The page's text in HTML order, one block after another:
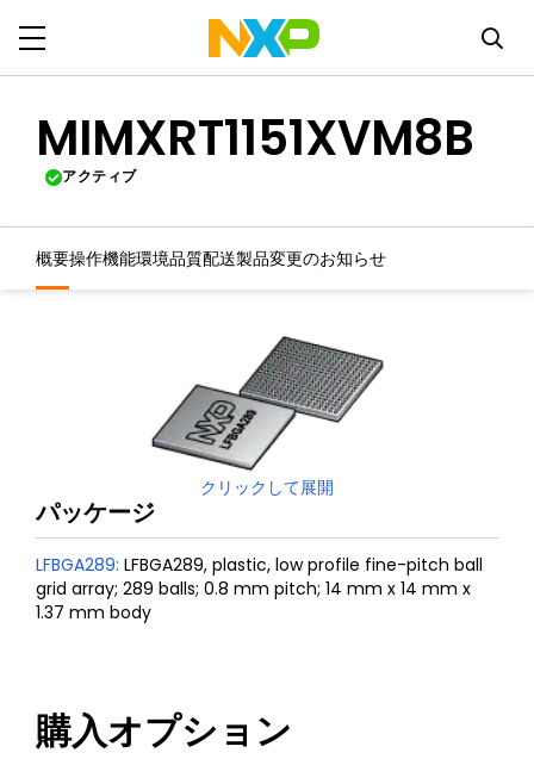
MIMXRT1151XVM8B
アクティブ
概要操作機能環境品質配送製品変更のお知らせ
クリックして展開
パッケージ
LFBGA289: LFBGA289, plastic, low profile fine-pitch ball
grid array; 289 balls; 0.8 mm pitch; 14 mm x 14 mm x
1.37 mm body
購入オプション